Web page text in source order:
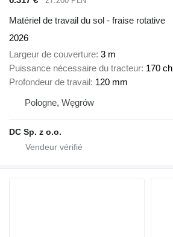
Matériel de travail du sol - fraise rotative
2026
Largeur de couverture 3 m
Puissance nécessaire du tracteur 170 ch
Profondeur de travail 120 mm
Pologne, Węgrów
DC Sp. z o.o.